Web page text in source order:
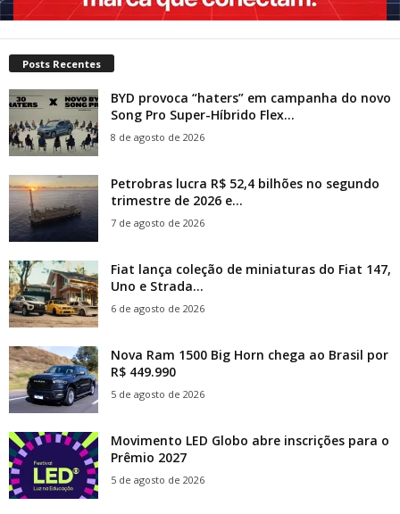
Posts Recentes
BYD provoca “haters” em campanha do novo
Song Pro Super-Híbrido Flex...
8 de agosto de 2026
Petrobras lucra R$ 52,4 bilhões no segundo
trimestre de 2026 e...
7 de agosto de 2026
Fiat lança coleção de miniaturas do Fiat 147,
Uno e Strada...
6 de agosto de 2026
Nova Ram 1500 Big Horn chega ao Brasil por
R$ 449.990
5 de agosto de 2026
Movimento LED Globo abre inscrições para o
Prêmio 2027
5 de agosto de 2026